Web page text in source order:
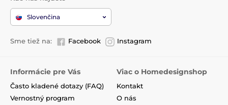
Slovenčina
Sme tiež na: Facebook Instagram
Informácie pre Vás
Často kladené dotazy (FAQ)
Vernostný program
Viac o Homedesignshop
Kontakt
O nás